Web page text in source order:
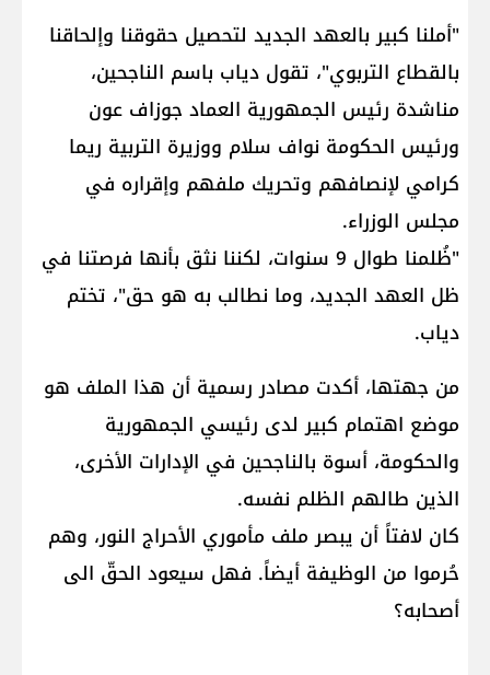
"أملنا كبير بالعهد الجديد لتحصيل حقوقنا وإلحاقنا
بالقطاع التربوي"، تقول دياب باسم الناجحين،
مناشدة رئيس الجمهورية العماد جوزاف عون
ورئيس الحكومة نواف سلام ووزيرة التربية ريما
كرامي لإنصافهم وتحريك ملفهم وإقراره في
مجلس الوزراء.
"ظُلمنا طوال 9 سنوات، لكننا نثق بأنها فرصتنا في
ظل العهد الجديد، وما نطالب به هو حق"، تختم
دياب.
من جهتها، أكدت مصادر رسمية أن هذا الملف هو
موضع اهتمام كبير لدى رئيسي الجمهورية
والحكومة، أسوة بالناجحين في الإدارات الأخرى،
الذين طالهم الظلم نفسه.
كان لافتاً أن يبصر ملف مأموري الأحراج النور، وهم
حُرموا من الوظيفة أيضاً. فهل سيعود الحقّ الى
أصحابه؟